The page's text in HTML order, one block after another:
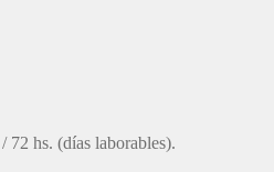
72 hs. (días laborables).